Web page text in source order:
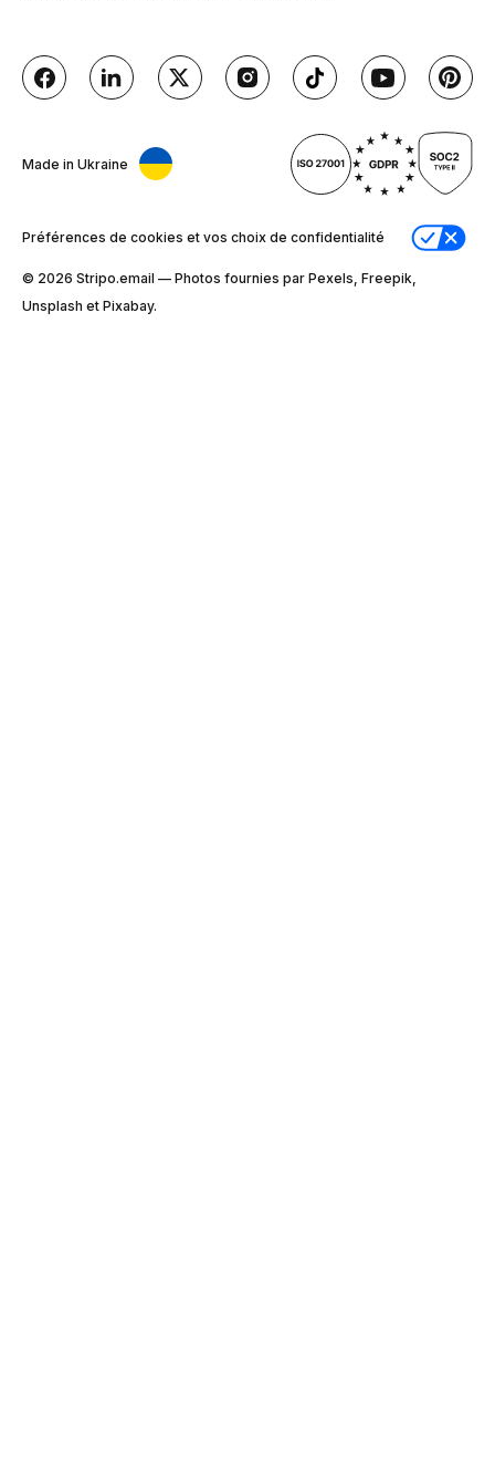
Made in Ukraine
Préférences de cookies et vos choix de confidentialité
© 2026 Stripо.email — Photos fournies par Pexels, Freepik,
Unsplash et Pixabay.